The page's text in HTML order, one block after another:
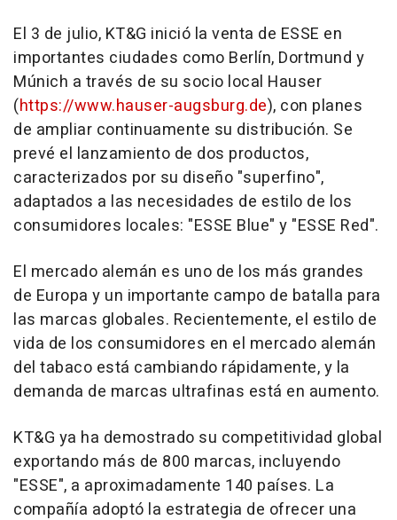
El 3 de julio, KT&G inició la venta de ESSE en
importantes ciudades como Berlín, Dortmund y
Múnich a través de su socio local Hauser
(https://www.hauser-augsburg.de), con planes
de ampliar continuamente su distribución. Se
prevé el lanzamiento de dos productos,
caracterizados por su diseño "superfino",
adaptados a las necesidades de estilo de los
consumidores locales: "ESSE Blue" y "ESSE Red".
El mercado alemán es uno de los más grandes
de Europa y un importante campo de batalla para
las marcas globales. Recientemente, el estilo de
vida de los consumidores en el mercado alemán
del tabaco está cambiando rápidamente, y la
demanda de marcas ultrafinas está en aumento.
KT&G ya ha demostrado su competitividad global
exportando más de 800 marcas, incluyendo
"ESSE", a aproximadamente 140 países. La
compañía adoptó la estrategia de ofrecer una